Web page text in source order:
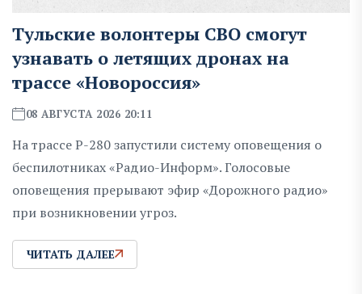
Тульские волонтеры СВО смогут
узнавать о летящих дронах на
трассе «Новороссия»
08 АВГУСТА 2026 20:11
На трассе Р-280 запустили систему оповещения о
беспилотниках «Радио-Информ». Голосовые
оповещения прерывают эфир «Дорожного радио»
при возникновении угроз.
ЧИТАТЬ ДАЛЕЕ